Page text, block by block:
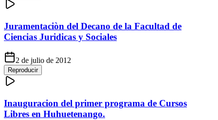
Juramentaciòn del Decano de la Facultad de
Ciencias Juridicas y Sociales
2 de julio de 2012
Reproducir
Inauguracion del primer programa de Cursos
Libres en Huhuetenango.